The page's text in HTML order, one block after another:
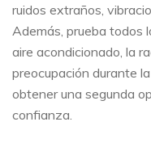
ruidos extraños,
Además, prueba todos
aire acondicionado, la
preocupación durante
obtener una segunda
confianza.